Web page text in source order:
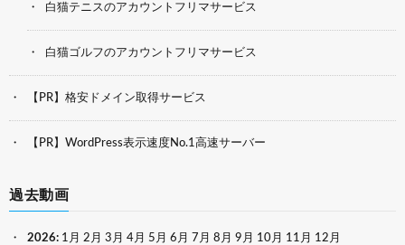
白猫テニスのアカウントフリマサービス
白猫ゴルフのアカウントフリマサービス
【PR】格安ドメイン取得サービス
【PR】WordPress表示速度No.1高速サーバー
過去動画
2026: 1月 2月 3月 4月 5月 6月 7月 8月 9月 10月 11月 12月